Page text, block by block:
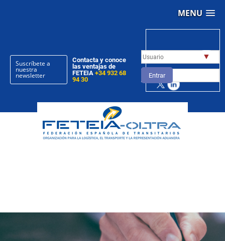
MENU
Suscríbete a
nuestra
newsletter
Contacta y conoce
las ventajas de
FETEIA+34 932 68
94 30
▼
Entrar